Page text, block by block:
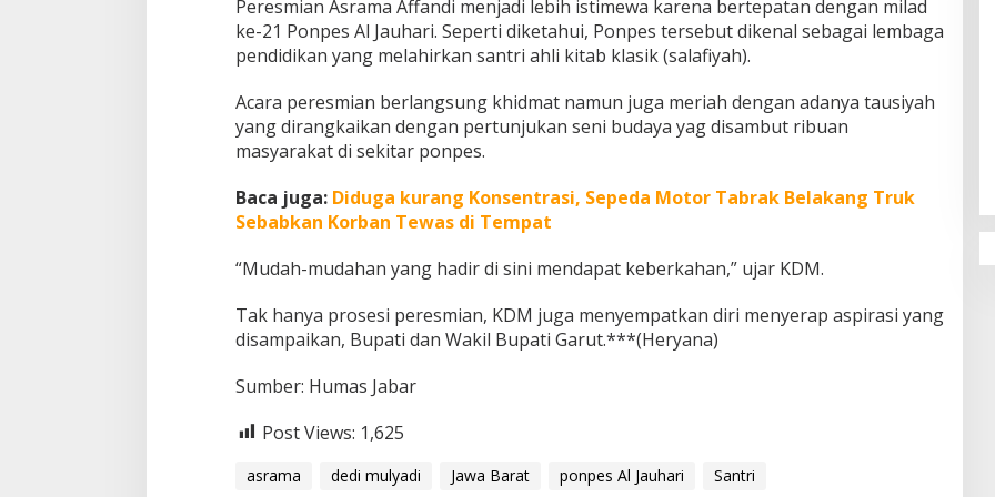
i
t
a
Peresmian Asrama Affandi menjadi lebih istimewa karena bertepatan dengan milad
ke-21 Ponpes Al Jauhari. Seperti diketahui, Ponpes tersebut dikenal sebagai lembaga
pendidikan yang melahirkan santri ahli kitab klasik (salafiyah).
Acara peresmian berlangsung khidmat namun juga meriah dengan adanya tausiyah
yang dirangkaikan dengan pertunjukan seni budaya yag disambut ribuan
masyarakat di sekitar ponpes.
Baca juga: Diduga kurang Konsentrasi, Sepeda Motor Tabrak Belakang Truk
Sebabkan Korban Tewas di Tempat
“Mudah-mudahan yang hadir di sini mendapat keberkahan,” ujar KDM.
Tak hanya prosesi peresmian, KDM juga menyempatkan diri menyerap aspirasi yang
disampaikan, Bupati dan Wakil Bupati Garut.***(Heryana)
Sumber: Humas Jabar
Post Views: 1,625
asrama dedi mulyadi Jawa Barat ponpes Al Jauhari Santri
Penguatan Pendidikan Agama dan
Karakter Sekolah Nur Al Rahman
Mempelajarinya